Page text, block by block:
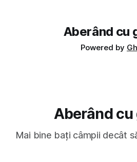
Aberând cu
Powered by
Aberând
Mai bine bați câmpii decât